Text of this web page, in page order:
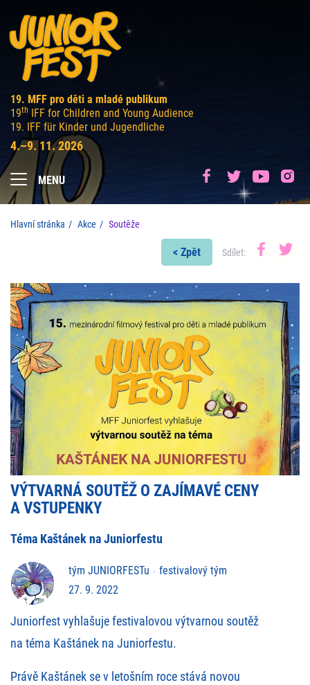
19. MFF pro děti a mladé publikum
19th IFF for Children and Young Audience
19. IFF für Kinder und Jugendliche
4.–9. 11. 2026
MENU
Hlavní stránka Akce Soutěže
< Zpět Sdílet:
VÝTVARNÁ SOUTĚŽ O ZAJÍMAVÉ CENY
A VSTUPENKY
Téma Kaštánek na Juniorfestu
tým JUNIORFESTu
festivalový tým
27. 9. 2022
Juniorfest vyhlašuje festivalovou výtvarnou soutěž
na téma Kaštánek na Juniorfestu.
Právě Kaštánek se v letošním roce stává novou